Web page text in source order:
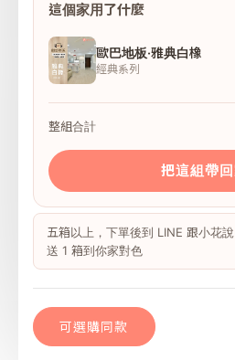
這個家用了什麼
歐巴地板·雅典白橡
經典系列
整組合計
把這組帶
五箱以上，下單後到 LINE 跟小花
送 1 箱到你家對色
可選購同款